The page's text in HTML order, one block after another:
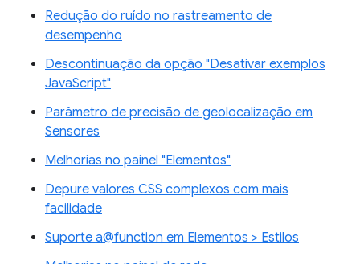
Redução do ruído no rastreamento de
desempenho
Descontinuação da opção "Desativar exemplos
JavaScript"
Parâmetro de precisão de geolocalização em
Sensores
Melhorias no painel "Elementos"
Depure valores CSS complexos com mais
facilidade
Suporte a@function em Elementos > Estilos